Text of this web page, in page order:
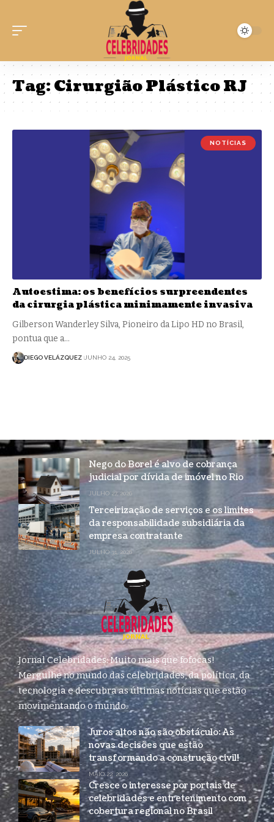
Tag:Cirurgião Plástico RJ
NOTÍCIAS
Autoestima: os benefícios surpreendentes
da cirurgia plástica minimamente invasiva
Gilberson Wanderley Silva, Pioneiro da Lipo HD no Brasil,
pontua que a…
DIEGO VELÁZQUEZ JUNHO 24, 2025
Nego do Borel é alvo de cobrança
judicial por dívida de imóvel no Rio
JULHO 27, 2026
Terceirização de serviços e os limites
da responsabilidade subsidiária da
empresa contratante
JULHO 31, 2026
Jornal Celebridades: Muito mais que fofocas!
Mergulhe no mundo das celebridades, da política, da
tecnologia e descubra as últimas notícias que estão
movimentando o mundo.
Juros altos não são obstáculo: As
novas decisões que estão
transformando a construção civil!
MAIO 22, 2026
Cresce o interesse por portais de
celebridades e entretenimento com
cobertura regional no Brasil